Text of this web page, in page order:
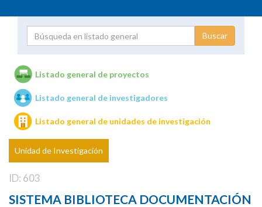
Unidades de investigación
Listado general de proyectos
Listado general de investigadores
Listado general de unidades de investigación
Unidad de Investigación
ID: 603
SISTEMA BIBLIOTECA DOCUMENTACIÓN